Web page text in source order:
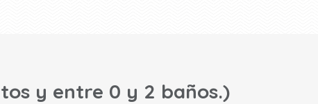
y entre 0 y 2 baños.)